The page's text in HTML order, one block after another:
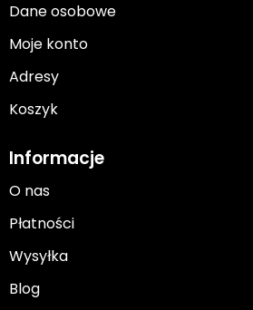
Dane osobowe
Moje konto
Adresy
Koszyk
Informacje
O nas
Płatności
Wysyłka
Blog